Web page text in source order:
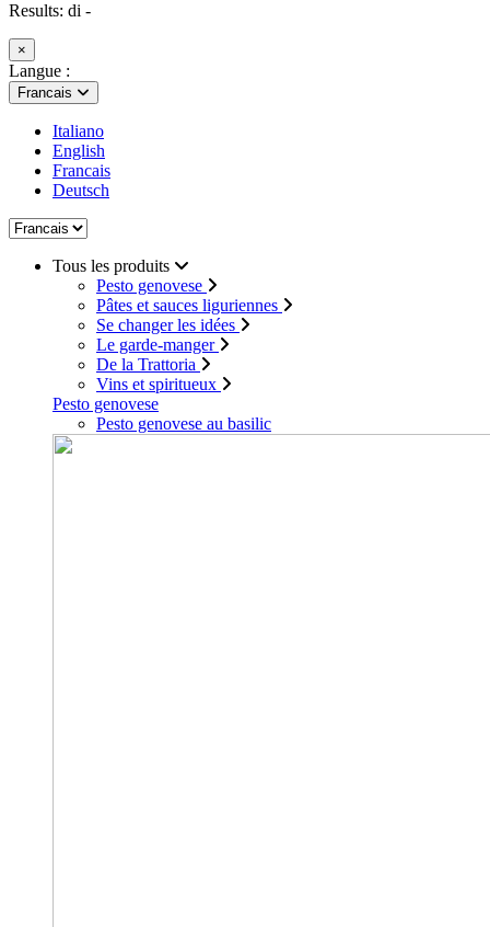
Results: di -
×
Langue :
Francais
Italiano
English
Francais
Deutsch
Tous les produits
Pesto genovese
Pâtes et sauces liguriennes
Se changer les idées
Le garde-manger
De la Trattoria
Vins et spiritueux
Pesto genovese
Pesto genovese au basilic